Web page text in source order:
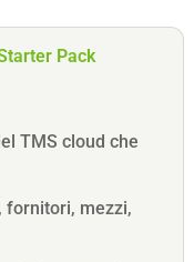
Pack
TMS cloud che
fornitori, mezzi,